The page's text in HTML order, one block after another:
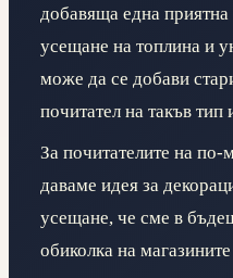
добавяща една приятна
усещане на топлина и
може да се добави
почитател на такъв тип
За почитателите на
даваме идея за
усещане, че сме в
обиколка на